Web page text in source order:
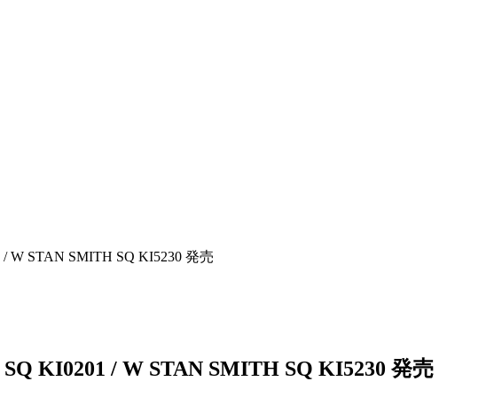
/ W STAN SMITH SQ KI5230 発売
KI0201 / W STAN SMITH SQ KI5230 発売